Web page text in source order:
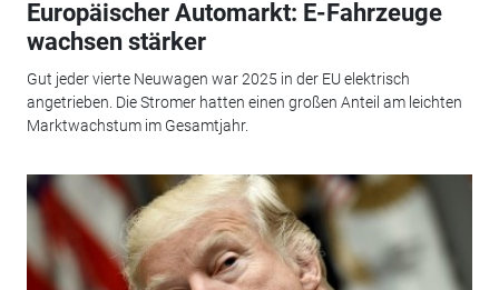
Europäischer Automarkt: E-Fahrzeuge
wachsen stärker
Gut jeder vierte Neuwagen war 2025 in der EU elektrisch
angetrieben. Die Stromer hatten einen großen Anteil am leichten
Marktwachstum im Gesamtjahr.